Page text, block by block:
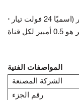
·
قناة
المواصفات الفنية
الشركة المصنعة
رقم الجزء